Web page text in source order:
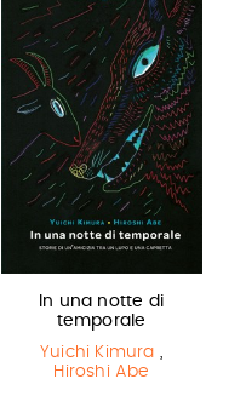
In una notte di
temporale
Yuichi Kimura ,
Hiroshi Abe